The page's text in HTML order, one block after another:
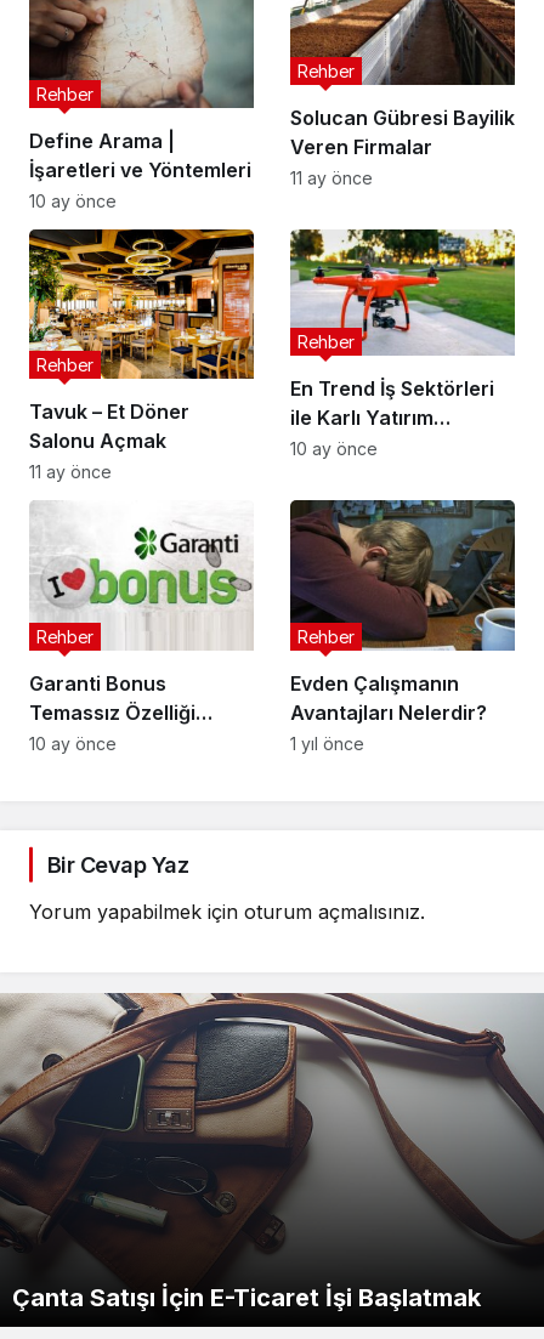
Define Arama |
İşaretleri ve Yöntemleri
Rehber
10 ay önce
Solucan Gübresi Bayilik
Veren Firmalar
Rehber
11 ay önce
Tavuk – Et Döner
Salonu Açmak
Rehber
11 ay önce
En Trend İş Sektörleri
ile Karlı Yatırım
Fırsatlarını Kaçırmayın
Rehber
10 ay önce
Garanti Bonus
Temassız Özelliği
Kapatma Açma
Rehber
10 ay önce
Evden Çalışmanın
Avantajları Nelerdir?
Rehber
1 yıl önce
Bir Cevap Yaz
Yorum yapabilmek için oturum açmalısınız.
Çanta Satışı İçin E-Ticaret İşi Başlatmak